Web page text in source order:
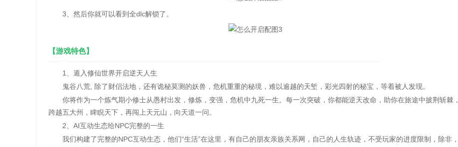
3、然后你就可以看到全dlc解锁了。
【游戏特色】
1、遁入修仙世界开启逆天人生
鬼谷八荒, 除了财侣法地，还有诡秘莫测的妖兽，危机重重的秘境，难以逾越的天堑，彩光四射的秘宝，等着被人发现。
你将作为一个炼气期小修士从愚村出发，修炼，变强，危机中九死一生。每一次突破，你都能逆天改命，助你在旅途中披荆斩棘，
跨越五大州，睥睨天下，再闯上天元山，向天道一问。
2、AI互动生态给NPC完整的一生
我们构建了完整的NPC互动生态，他们“生活”在这里，有自己的朋友亲族关系网，自己的人生轨迹，不受玩家的进度限制，除非，